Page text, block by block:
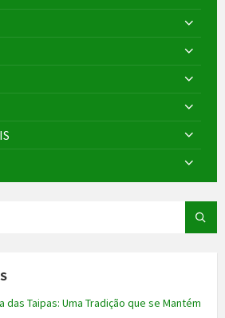
das Taipas: Uma Tradição que se Mantém